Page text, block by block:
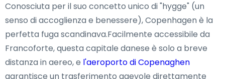
Conosciuta per il suo concetto unico di "hygge" (un
senso di accoglienza e benessere), Copenhagen è la
perfetta fuga scandinava.Facilmente accessibile da
Francoforte, questa capitale danese è solo a breve
distanza in aereo, e l'aeroporto di Copenaghen
garantisce un trasferimento agevole direttamente